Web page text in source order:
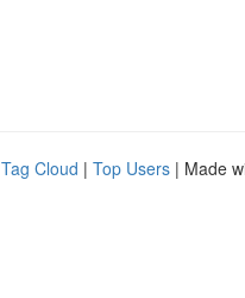
Tag Cloud | Top Users | Made